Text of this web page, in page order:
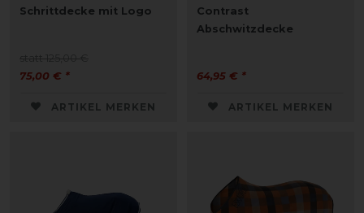
Schrittdecke mit Logo
75,00 € *
ARTIKEL MERKEN
Contrast
Abschwitzdecke
64,95 € *
ARTIKEL MERKEN